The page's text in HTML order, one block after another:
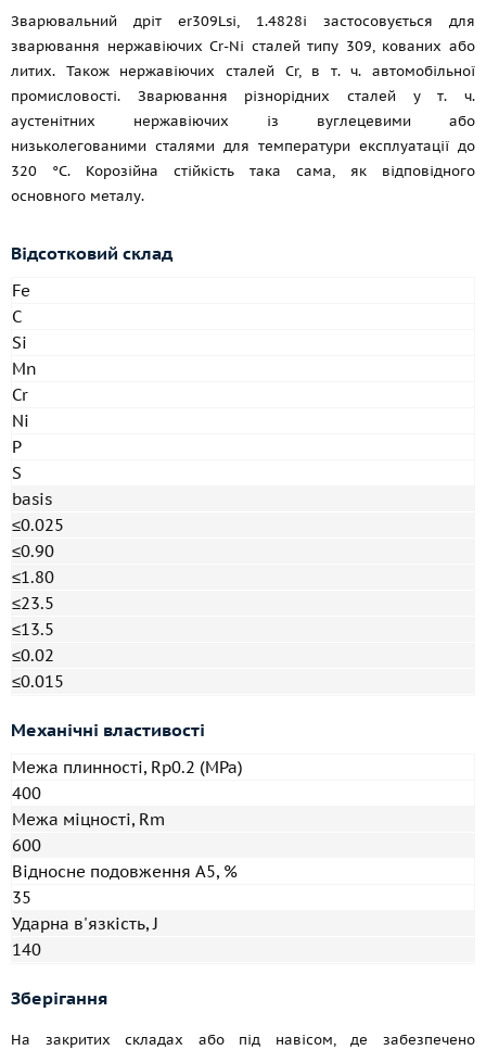
Зварювальний дріт er309Lsi, 1.4828i застосовується для
зварювання нержавіючих Cr-Ni сталей типу 309, кованих або
литих. Також нержавіючих сталей Cr, в т. ч. автомобільної
промисловості. Зварювання різнорідних сталей у т. ч.
аустенітних нержавіючих із вуглецевими або
низьколегованими сталями для температури експлуатації до
320 °C. Корозійна стійкість така сама, як відповідного
основного металу.
Відсотковий склад
Fe
C
Si
Mn
Cr
Ni
P
S
basis
≤0.025
≤0.90
≤1.80
≤23.5
≤13.5
≤0.02
≤0.015
Механічні властивості
Межа плинності, Rp0.2 (MPa)
400
Межа міцності, Rm
600
Відносне подовження A5, %
35
Ударна в'язкість, J
140
Зберігання
На закритих складах або під навісом, де забезпечено